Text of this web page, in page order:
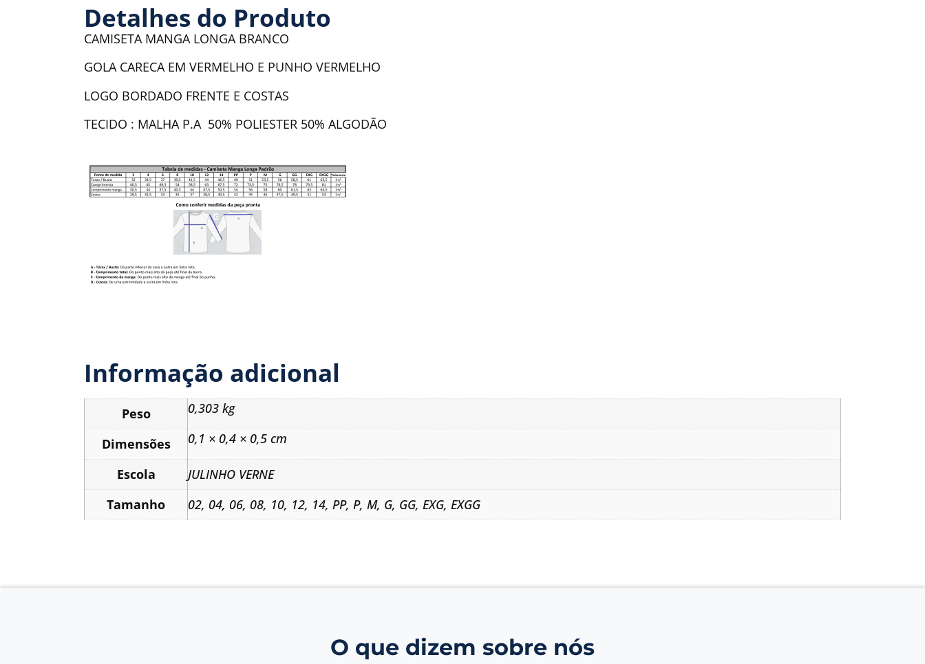
Detalhes do Produto
CAMISETA MANGA LONGA BRANCO
GOLA CARECA EM VERMELHO E PUNHO VERMELHO
LOGO BORDADO FRENTE E COSTAS
TECIDO : MALHA P.A 50% POLIESTER 50% ALGODÃO
Informação adicional
Peso 0,303 kg
Dimensões 0,1 × 0,4 × 0,5 cm
Escola
JULINHO VERNE
Tamanho
02, 04, 06, 08, 10, 12, 14, PP, P, M, G, GG, EXG, EXGG
O que dizem sobre nós